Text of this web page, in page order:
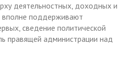
деятельностных, доходных и
вполне поддерживают
сведение политической
правящей администрации над